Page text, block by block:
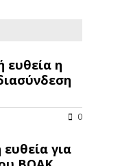
ευθεία η
0
ευθεία για